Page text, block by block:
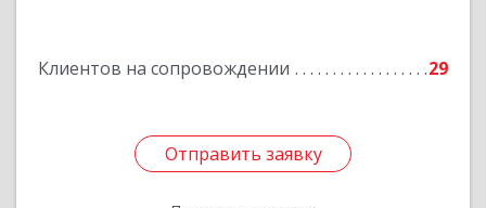
Клиентов на сопровождении 29
Отправить заявку
Отправить заявку